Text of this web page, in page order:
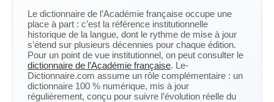
Le dictionnaire de l’Académie française occupe une
place à part : c’est la référence institutionnelle
historique de la langue, dont le rythme de mise à jour
s’étend sur plusieurs décennies pour chaque édition.
Pour un point de vue institutionnel, on peut consulter le
dictionnaire de l’Académie française. Le-
Dictionnaire.com assume un rôle complémentaire : un
dictionnaire 100 % numérique, mis à jour
régulièrement, conçu pour suivre l’évolution réelle du